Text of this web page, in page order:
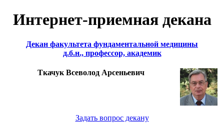
Интернет-приемная декана
Декан факультета фундаментальной медицины
д.б.н., профессор, академик
Ткачук Всеволод Арсеньевич
Задать вопрос декану